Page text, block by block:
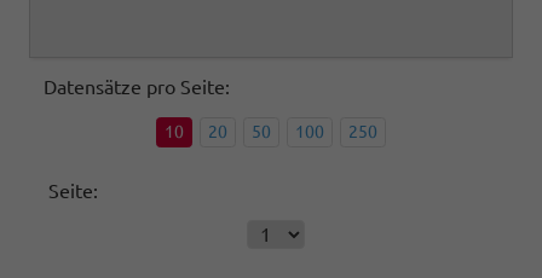
Datensätze pro Seite:
10 20 50 100 250
Seite: